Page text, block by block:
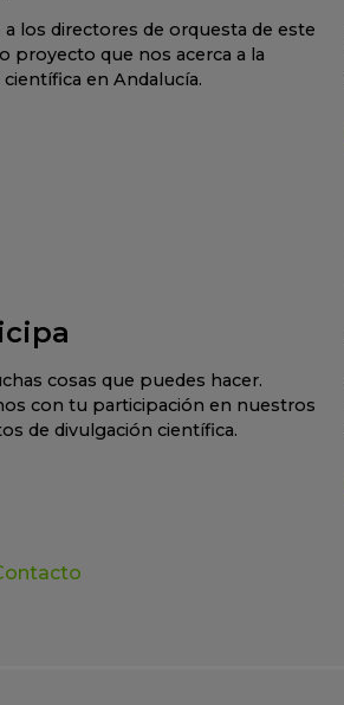
a los directores de orquesta de este
proyecto que nos acerca a la
científica en Andalucía.
cosas que puedes hacer.
con tu participación en nuestros
de divulgación científica.